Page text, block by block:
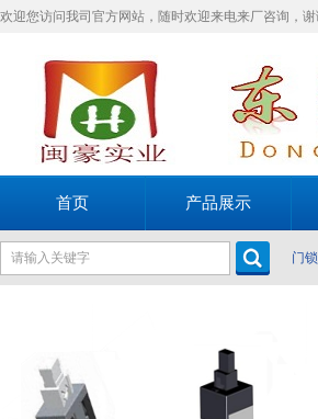
欢迎您访问我司官方网站，随时欢迎来电来厂咨询，谢
首页 产品展示
门
关